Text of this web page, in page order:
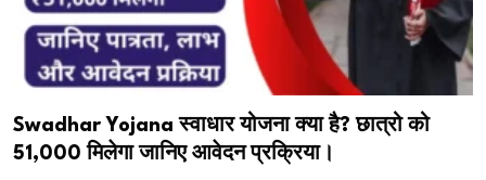
Swadhar Yojana स्वाधार योजना क्या है? छात्रो को
₹51,000 मिलेगा जानिए आवेदन प्रक्रिया।